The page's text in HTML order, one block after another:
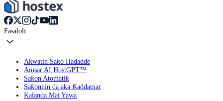
Fasaloli
Akwatin Saƙo Haɗaɗɗe
Amsar AI HostGPT™
Saƙon Atomatik
Saƙonnin da aka Ƙaddamar
Kalanda Mai Yawa